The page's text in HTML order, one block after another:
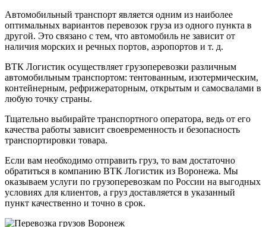
Автомобильный транспорт является одним из наиболее
оптимальных вариантов перевозок груза из одного пункта в
другой. Это связано с тем, что автомобиль не зависит от
наличия морских и речных портов, аэропортов и т. д.
ВТК Логистик осуществляет грузоперевозки различным
автомобильным транспортом: тентованным, изотермическим,
контейнерным, рефрижераторным, открытым и самосвалами в
любую точку страны.
Тщательно выбирайте транспортного оператора, ведь от его
качества работы зависит своевременность и безопасность
транспортировки товара.
Если вам необходимо отправить груз, то вам достаточно
обратиться в компанию ВТК Логистик из Воронежа. Мы
оказываем услуги по грузоперевозкам по России на выгодных
условиях для клиентов, а груз доставляется в указанный
пункт качественно и точно в срок.